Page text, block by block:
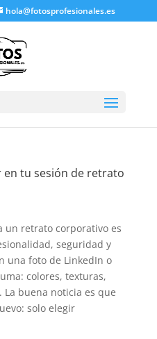
hola@fotosprofesionales.es
en tu sesión de retrato
un retrato corporativo es
seguridad y
una foto de LinkedIn o
colores, texturas,
La buena noticia es que
solo elegir